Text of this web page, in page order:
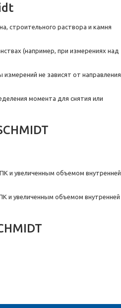
строительного раствора и камня
(например, при измерениях над
не зависят от направления
момента для снятия или
и увеличенным объемом внутренней
и увеличенным объемом внутренней